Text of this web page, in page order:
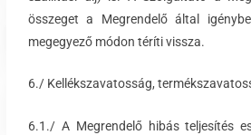
összeget a Megrendelő által
megegyező módon téríti vissza.
6./ Kellékszavatosság,
6.1./ A Megrendelő hibás teljesítés